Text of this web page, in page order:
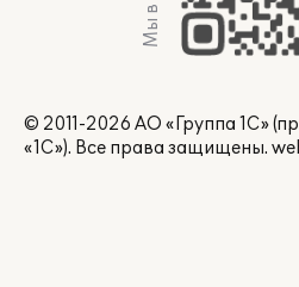
© 2011-2026 АО «Группа 1С»
«1С»). Все права защищены.